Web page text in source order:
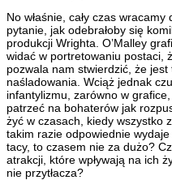
No właśnie, cały czas
pytanie, jak odebrałoby się
produkcji Wrighta. O’Malley
widać w portretowaniu postaci,
pozwala nam stwierdzić, że
naśladowania. Wciąż jednak
infantylizmu, zarówno w
patrzeć na bohaterów jak
żyć w czasach, kiedy wszystko
takim razie odpowiednie
tacy, to czasem nie za dużo?
atrakcji, które wpływają na ich
nie przytłacza?